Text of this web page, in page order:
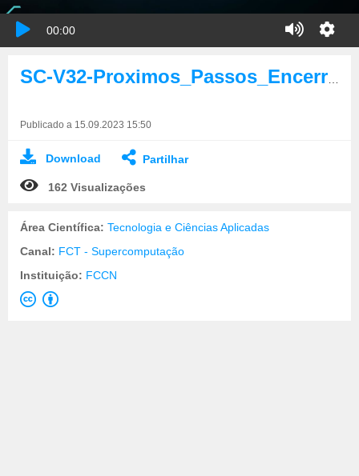
00:00
Publicado a 15.09.2023 15:50
Download Partilhar
162 Visualizações
Área Científica: Tecnologia e Ciências Aplicadas
Canal: FCT - Supercomputação
Instituição: FCCN